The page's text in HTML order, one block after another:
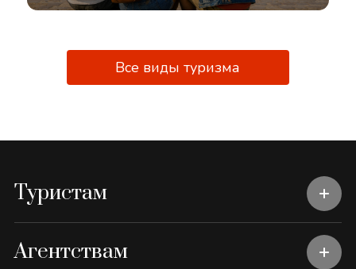
Все виды туризма
Туристам
Агентствам